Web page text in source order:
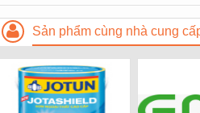
Sản phẩm cùng nhà cung